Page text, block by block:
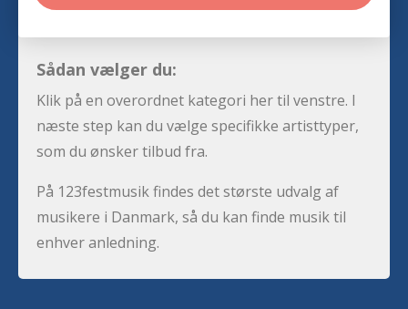
Sådan vælger du:
Klik på en overordnet kategori her til venstre. I
næste step kan du vælge specifikke artisttyper,
som du ønsker tilbud fra.
På 123festmusik findes det største udvalg af
musikere i Danmark, så du kan finde musik til
enhver anledning.